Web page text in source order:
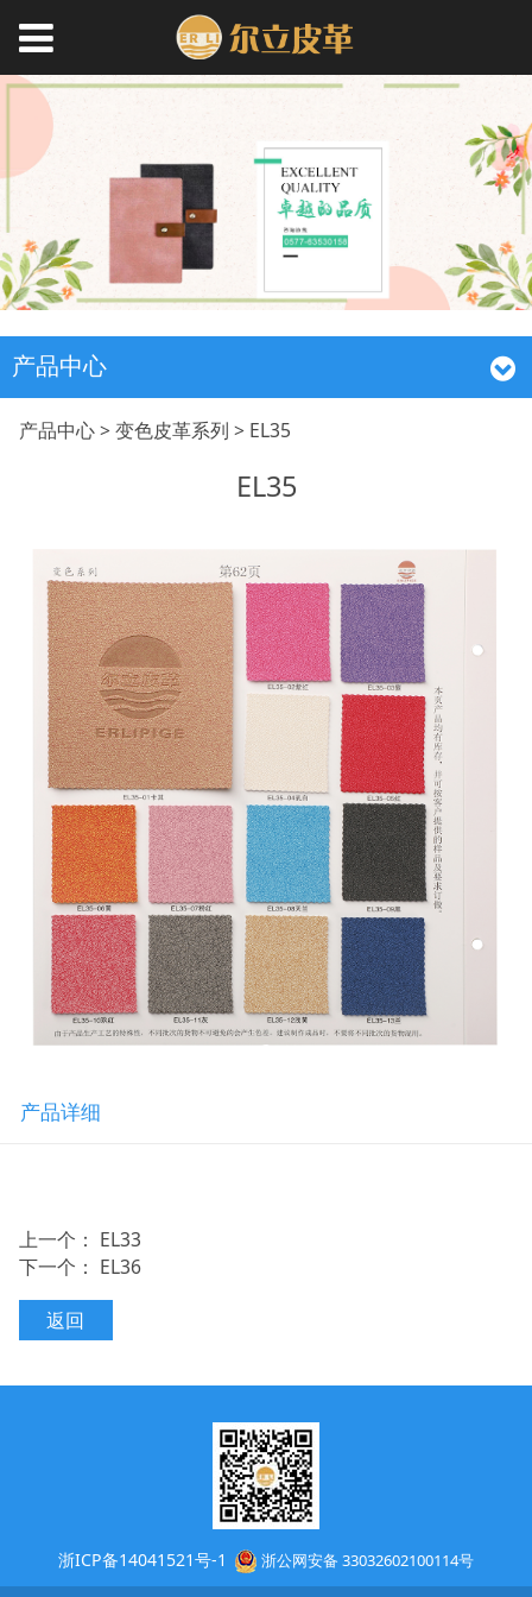
产品中心
EL35
产品中心>变色皮革系列 > EL35
EL35
产品详细
上一个： EL33
下一个： EL36
返回
浙ICP备14041521号-1 浙公网安备 33032602100114号